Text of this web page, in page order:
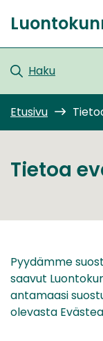
sisältöön
Etusivu
Haku
Etusivu
Tietoa
Pyydämme
saavut
antamaasi
olevasta